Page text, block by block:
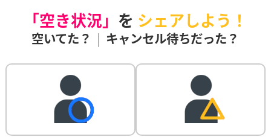
「空き状況」 を シェアしよう！
空いてた？ | キャンセル待ちだった？